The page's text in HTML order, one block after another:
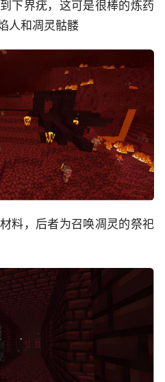
下界疣，这可是很棒的炼药
人和凋灵骷髅
料，后者为召唤凋灵的祭祀